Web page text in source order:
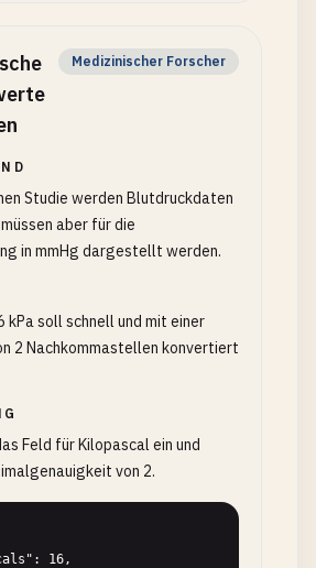
Medizinischer Forscher
Studie werden Blutdruckdaten
aber für die
in mmHg dargestellt werden.
kPa soll schnell und mit einer
2 Nachkommastellen konvertiert
Feld für Kilopascal ein und
von 2.